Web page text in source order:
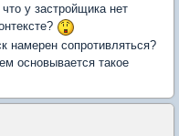
у застройщика нет
намерен сопротивляться?
основывается такое